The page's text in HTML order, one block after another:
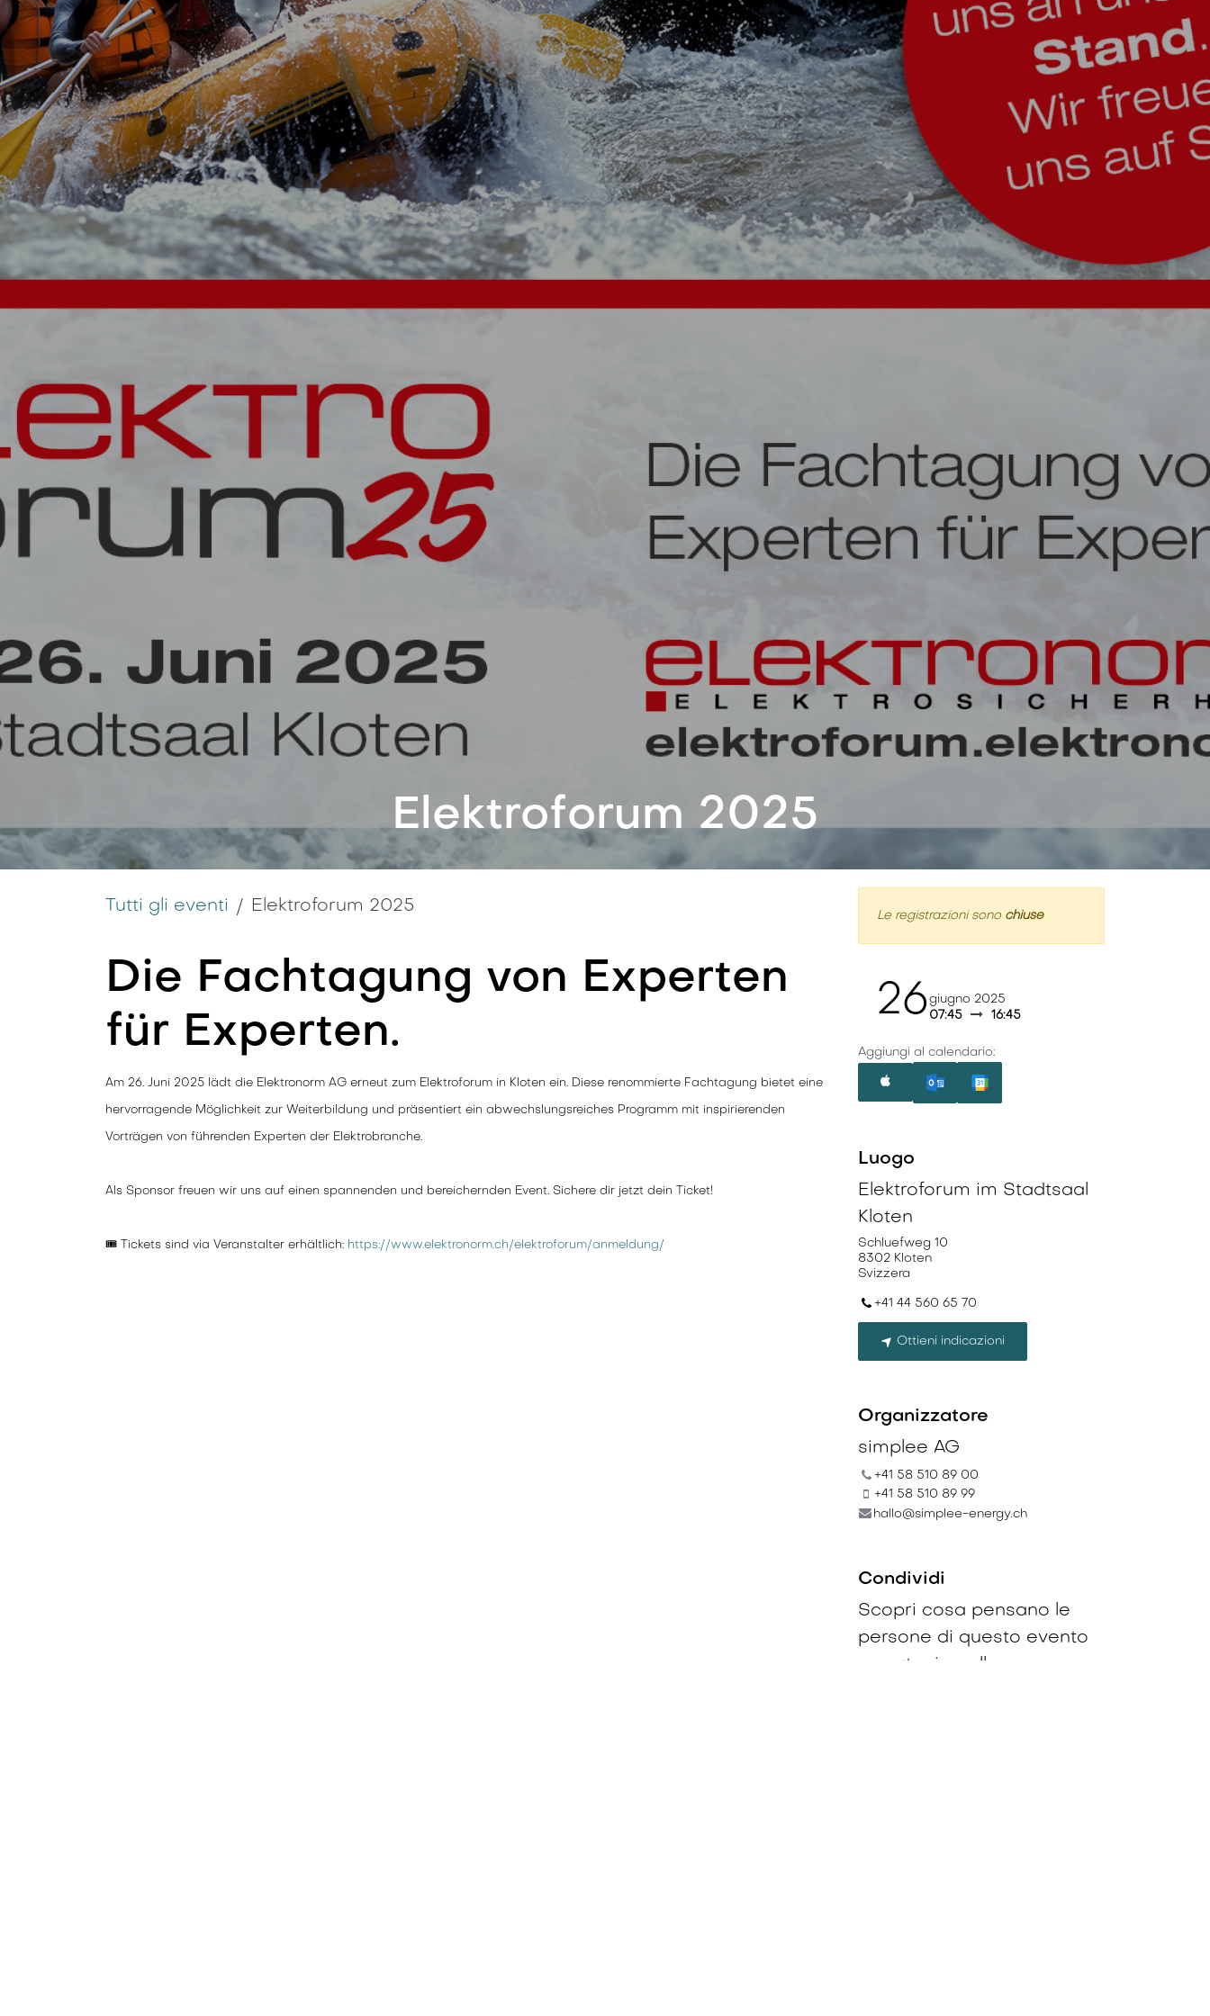
Elektroforum 2025
Tutti gli eventi Elektroforum 2025
Die Fachtagung von Experten
für Experten.
Am 26. Juni 2025 lädt die Elektronorm AG erneut zum Elektroforum in Kloten ein. Diese renommierte Fachtagung bietet eine
hervorragende Möglichkeit zur Weiterbildung und präsentiert ein abwechslungsreiches Programm mit inspirierenden
Vorträgen von führenden Experten der Elektrobranche.
Als Sponsor freuen wir uns auf einen spannenden und bereichernden Event. Sichere dir jetzt dein Ticket!
🎟️ Tickets sind via Veranstalter erhältlich: https://www.elektronorm.ch/elektroforum/anmeldung/
Le registrazioni sono chiuse
26 giugno 2025
07:45
16:45
Aggiungi al calendario:
Luogo
Elektroforum im Stadtsaal
Kloten
Schluefweg 10
8302 Kloten
Svizzera
+41 44 560 65 70
Ottieni indicazioni
Organizzatore
simplee AG
+41 58 510 89 00
+41 58 510 89 99
hallo@simplee-energy.ch
Condividi
Scopri cosa pensano le
persone di questo evento
e partecipa alla